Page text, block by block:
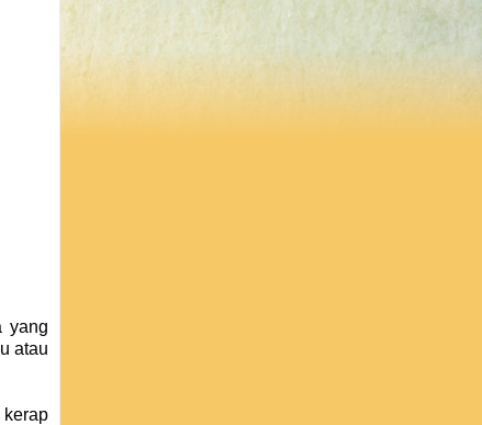
yang
atau